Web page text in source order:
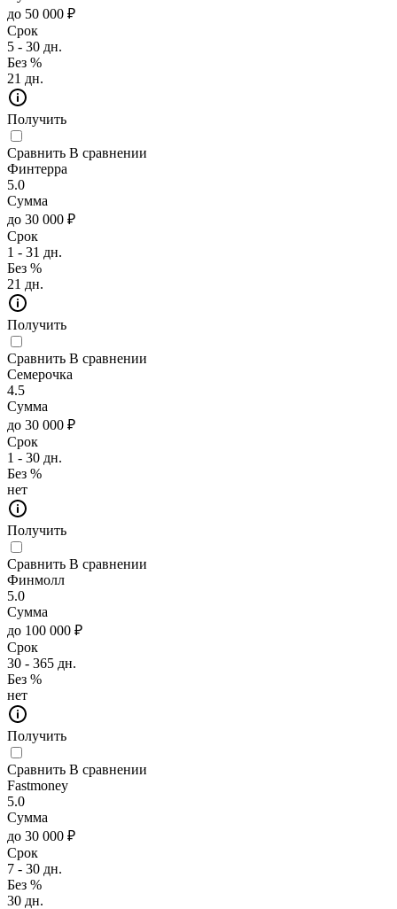
до 50 000 ₽
Срок
5 - 30 дн.
Без %
21 дн.
Получить
Сравнить В сравнении
Финтерра
5.0
Сумма
до 30 000 ₽
Срок
1 - 31 дн.
Без %
21 дн.
Получить
Сравнить В сравнении
Семерочка
4.5
Сумма
до 30 000 ₽
Срок
1 - 30 дн.
Без %
нет
Получить
Сравнить В сравнении
Финмолл
5.0
Сумма
до 100 000 ₽
Срок
30 - 365 дн.
Без %
нет
Получить
Сравнить В сравнении
Fastmoney
5.0
Сумма
до 30 000 ₽
Срок
7 - 30 дн.
Без %
30 дн.